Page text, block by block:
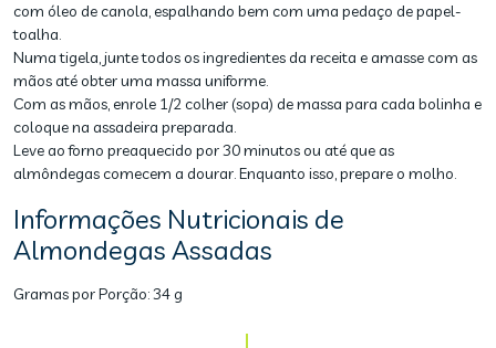
com óleo de canola, espalhando bem com uma pedaço de papel-
toalha.
Numa tigela, junte todos os ingredientes da receita e amasse com as
mãos até obter uma massa uniforme.
Com as mãos, enrole 1/2 colher (sopa) de massa para cada bolinha e
coloque na assadeira preparada.
Leve ao forno preaquecido por 30 minutos ou até que as
almôndegas comecem a dourar. Enquanto isso, prepare o molho.
Informações Nutricionais de
Almondegas Assadas
Gramas por Porção:34 g